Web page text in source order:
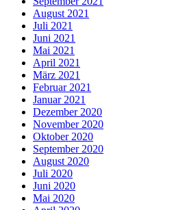
August 2021
Juli 2021
Juni 2021
Mai 2021
April 2021
März 2021
Februar 2021
Januar 2021
Dezember 2020
November 2020
Oktober 2020
September 2020
August 2020
Juli 2020
Juni 2020
Mai 2020